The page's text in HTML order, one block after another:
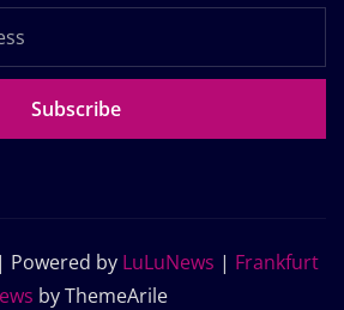
Subscribe
Powered by LuLuNews | Frankfurt
by ThemeArile